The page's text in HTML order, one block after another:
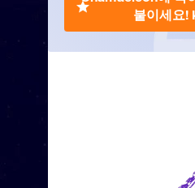
붙이세요!